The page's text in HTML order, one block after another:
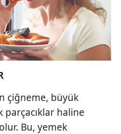
çiğneme, büyük
parçacıklar haline
Bu, yemek